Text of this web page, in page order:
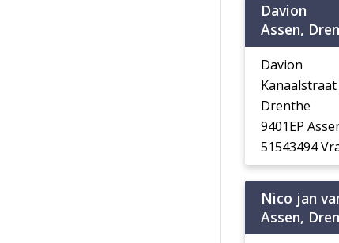
Davion
Assen,
Davion
Kanaalstraat
Drenthe
9401EP
51543494
Nico jan
Assen,